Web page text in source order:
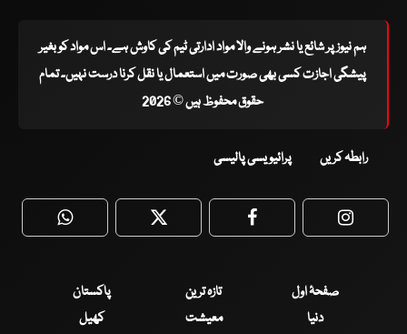
ہم نیوز پر شائع یا نشر ہونے والا مواد ادارتی ٹیم کی کاوش ہے۔ اس مواد کو بغیر
پیشگی اجازت کسی بھی صورت میں استعمال یا نقل کرنا درست نہیں۔ تمام
حقوق محفوظ ہیں © 2026
رابطہ کریں پرائیویسی پالیسی
WhatsApp Twitter Facebook
صفحۂ اول تازہ ترین
پاکستان
دنیا
معیشت کھیل